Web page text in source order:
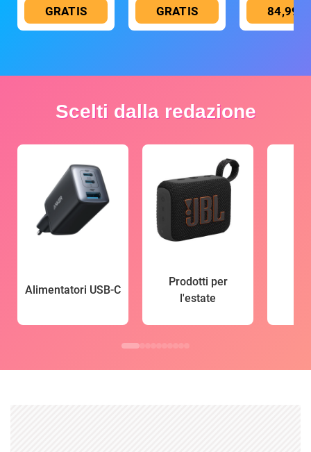
GRATIS GRATIS 84,99 €
Scelti dalla redazione
Alimentatori USB-C
Prodotti per
l'estate